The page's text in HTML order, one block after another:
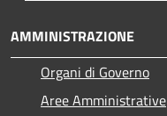
AMMINISTRAZIONE
Organi di Governo
Aree Amministrative